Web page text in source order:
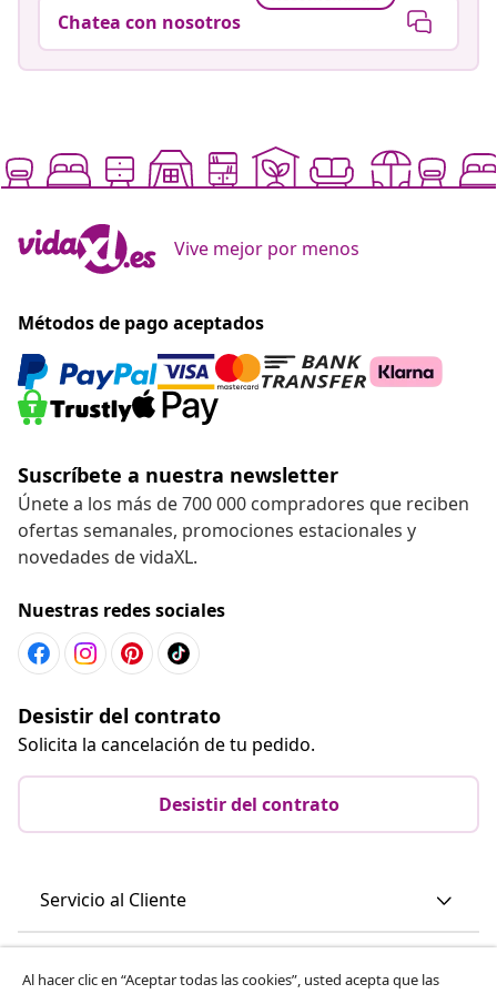
Chatea con nosotros
Vive mejor por menos
Métodos de pago aceptados
Suscríbete a nuestra newsletter
Únete a los más de 700 000 compradores que reciben
ofertas semanales, promociones estacionales y
novedades de vidaXL.
Nuestras redes sociales
Desistir del contrato
Solicita la cancelación de tu pedido.
Desistir del contrato
Servicio al Cliente
Al hacer clic en “Aceptar todas las cookies”, usted acepta que las